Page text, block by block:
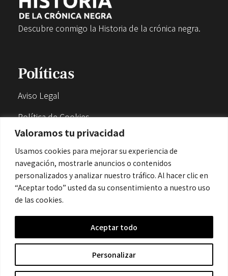
Valoramos tu privacidad
Usamos cookies para mejorar su experiencia de
navegación, mostrarle anuncios o contenidos
personalizados y analizar nuestro tráfico. Al hacer clic en
“Aceptar todo” usted da su consentimiento a nuestro uso
de las cookies.
Personalizar
Aceptar todo
Descubre conmigo la Historia de la crónica negra.
Políticas
Aviso Legal
Política de Cookies
Política de Privacidad
Contacto
© 2026 Historia de la Crónica negra. All rights reserved.